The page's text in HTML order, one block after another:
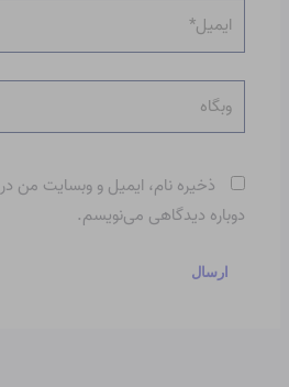
ایمیل*
وبگاه
ذخیره نام، ایمیل و وبسایت من در
دوباره دیدگاهی می‌نویسم.